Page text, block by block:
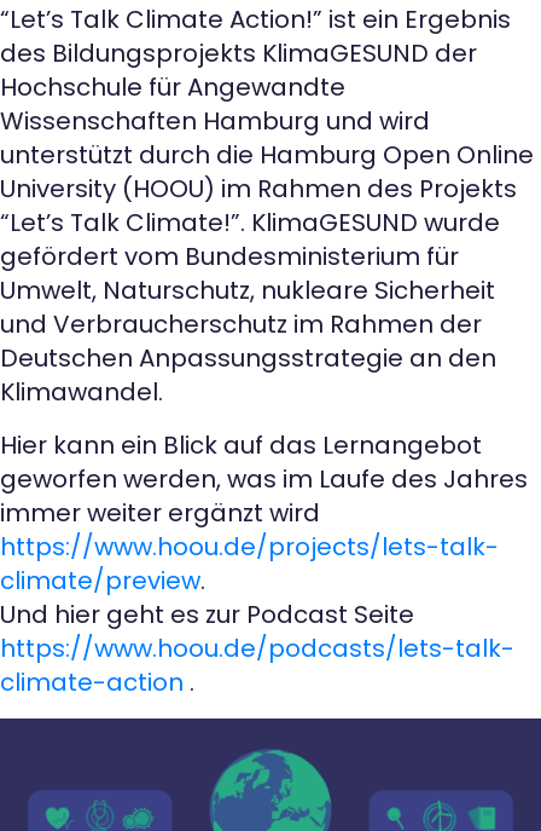
“Let’s Talk Climate Action!” ist ein Ergebnis
des Bildungsprojekts KlimaGESUND der
Hochschule für Angewandte
Wissenschaften Hamburg und wird
unterstützt durch die Hamburg Open Online
University (HOOU) im Rahmen des Projekts
“Let’s Talk Climate!”. KlimaGESUND wurde
gefördert vom Bundesministerium für
Umwelt, Naturschutz, nukleare Sicherheit
und Verbraucherschutz im Rahmen der
Deutschen Anpassungsstrategie an den
Klimawandel.
Hier kann ein Blick auf das Lernangebot
geworfen werden, was im Laufe des Jahres
immer weiter ergänzt wird
https://www.hoou.de/projects/lets-talk-
climate/preview.
Und hier geht es zur Podcast Seite
https://www.hoou.de/podcasts/lets-talk-
climate-action .